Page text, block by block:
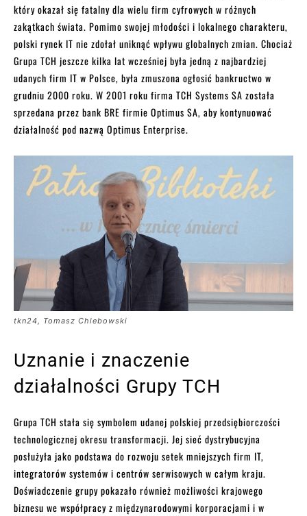
który okazał się fatalny dla wielu firm cyfrowych w różnych
zakątkach świata. Pomimo swojej młodości i lokalnego charakteru,
polski rynek IT nie zdołał uniknąć wpływu globalnych zmian. Chociaż
Grupa TCH jeszcze kilka lat wcześniej była jedną z najbardziej
udanych firm IT w Polsce, była zmuszona ogłosić bankructwo w
grudniu 2000 roku. W 2001 roku firma TCH Systems SA została
sprzedana przez bank BRE firmie Optimus SA, aby kontynuować
działalność pod nazwą Optimus Enterprise.
tkn24, Tomasz Chlebowski
Uznanie i znaczenie
działalności Grupy TCH
Grupa TCH stała się symbolem udanej polskiej przedsiębiorczości
technologicznej okresu transformacji. Jej sieć dystrybucyjna
posłużyła jako podstawa do rozwoju setek mniejszych firm IT,
integratorów systemów i centrów serwisowych w całym kraju.
Doświadczenie grupy pokazało również możliwości krajowego
biznesu we współpracy z międzynarodowymi korporacjami i w